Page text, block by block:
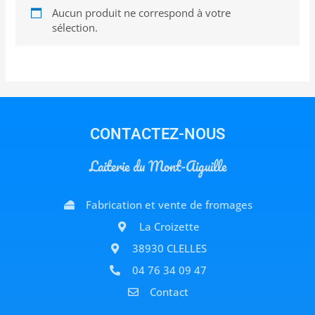
Aucun produit ne correspond à votre
sélection.
CONTACTEZ-NOUS
Laiterie du Mont-Aiguille
Fabrication et vente de fromages
La Croizette
38930 CLELLES
04 76 34 09 47
Contact